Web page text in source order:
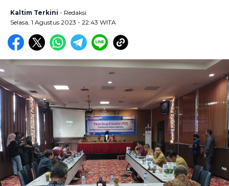
Kaltim Terkini - Redaksi
Selasa, 1 Agustus 2023 - 22:43 WITA